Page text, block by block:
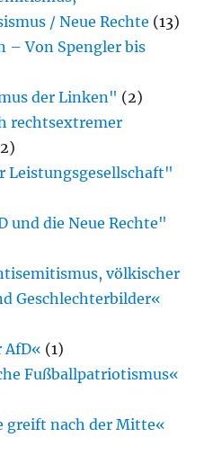
/ Neue Rechte (13)
– Von Spengler bis
der Linken" (2)
rechtsextremer
Leistungsgesellschaft"
und die Neue Rechte"
völkischer
Geschlechterbilder«
AfD« (1)
Fußballpatriotismus«
greift nach der Mitte«